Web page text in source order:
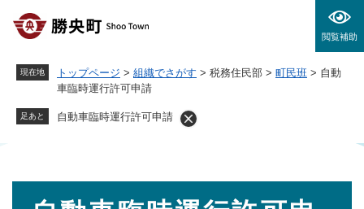
閲覧補助
現在地 トップページ > 組織でさがす > 税務住民部 > 町民班 > 自動
車臨時運行許可申請
足あと 自動車臨時運行許可申請